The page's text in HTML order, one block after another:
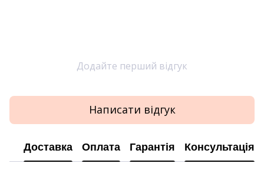
Додайте перший відгук
Написати відгук
Доставка Оплата Гарантія Консультація